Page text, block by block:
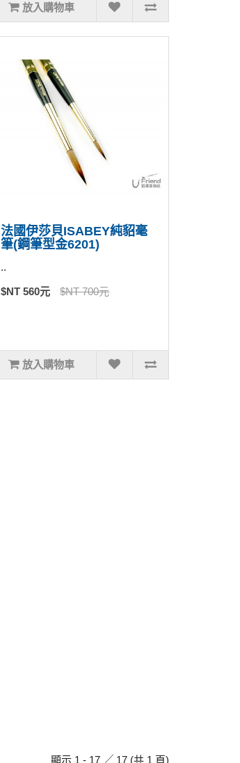
放入購物車
法國伊莎貝ISABEY純貂毫
筆(鋼筆型金6201)
..
$NT 560元 $NT 700元
放入購物車
顯示 1 - 17 ╱ 17 (共 1 頁)